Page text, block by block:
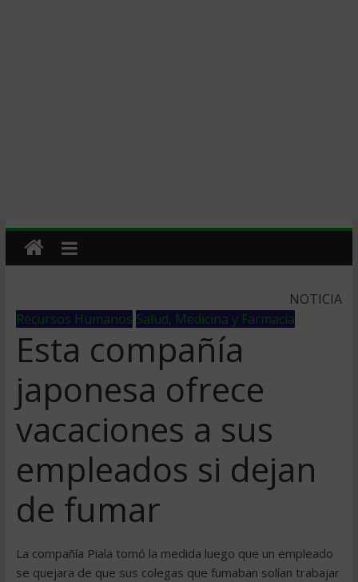
NOTICIA
Recursos Humanos Salud, Medicina y Farmacia
Esta compañía
japonesa ofrece
vacaciones a sus
empleados si dejan
de fumar
La compañía Piala tomó la medida luego que un empleado
se quejara de que sus colegas que fumaban solían trabajar